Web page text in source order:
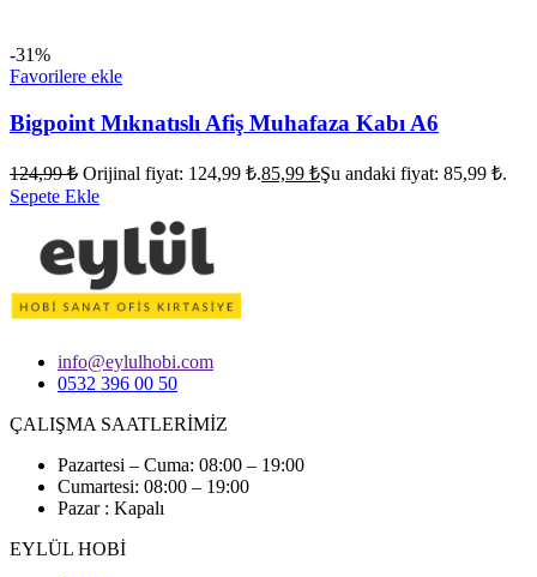
-31%
Favorilere ekle
Bigpoint Mıknatıslı Afiş Muhafaza Kabı A6
124,99₺ Orijinal fiyat: 124,99 ₺.85,99 ₺Şu andaki fiyat: 85,99 ₺.
Sepete Ekle
info@eylulhobi.com
0532 396 00 50
ÇALIŞMA SAATLERİMİZ
Pazartesi – Cuma: 08:00 – 19:00
Cumartesi: 08:00 – 19:00
Pazar : Kapalı
EYLÜL HOBİ